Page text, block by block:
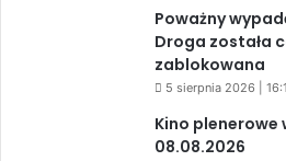
Poważny
Droga została
zablokowana
5 sierpnia 2026 |
Kino plenerowe
08.08.2026